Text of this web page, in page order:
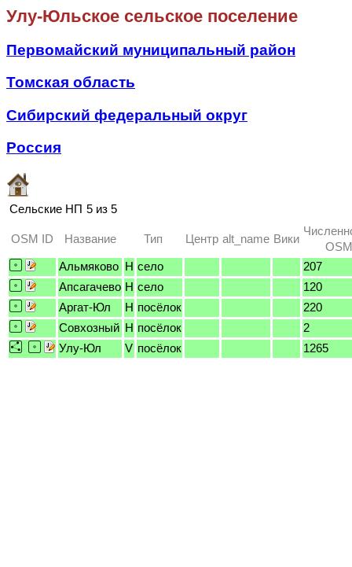
Улу-Юльское сельское поселение
Первомайский муниципальный район
Томская область
Сибирский федеральный округ
Россия
Сельские НП 5 из 5
OSM ID Название Тип Центр alt_name Вики
Альмяково H село
207
Апсагачево H село
120
Аргат-Юл
H посёлок
220
Совхозный H посёлок
2
Улу-Юл
V посёлок 1265